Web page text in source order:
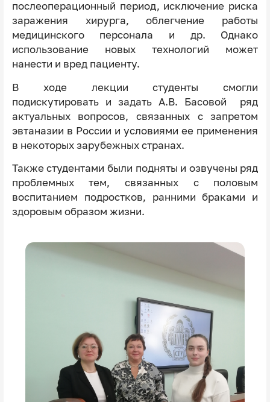
послеоперационный период, исключение риска
заражения хирурга, облегчение работы
медицинского персонала и др. Однако
использование новых технологий может
нанести и вред пациенту.
В ходе лекции студенты смогли
подискутировать и задать А.В. Басовой ряд
актуальных вопросов, связанных с запретом
эвтаназии в России и условиями ее применения
в некоторых зарубежных странах.
Также студентами были подняты и озвучены ряд
проблемных тем, связанных с половым
воспитанием подростков, ранними браками и
здоровым образом жизни.